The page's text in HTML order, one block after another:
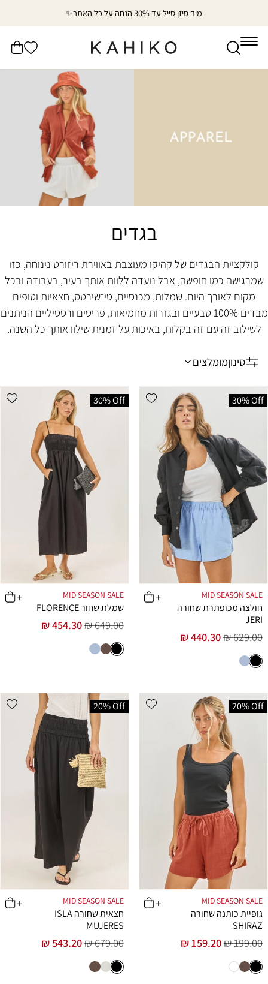
🌴✨עד 70% הנחה על קולקציית אאוטלט
הרשימה
שלי עֲגָלָה
בגדים
קולקציית הבגדים של קהיקו מעוצבת באווירת ריזורט נינוחה, כזו
שמרגישה כמו חופשה, אבל נועדה ללוות אותך בעיר, בעבודה ובכל
מקום לאורך היום. שמלות, מכנסיים, טי־שירטס, חצאיות וטופים
מבדים 100% טבעיים ובגזרות מחמיאות, פריטים ורסטיליים הניתנים
לשילוב זה עם זה בקלות, באיכות על זמנית שילוו אותך כל השנה.
סינון
מיין
מומלצים
Add wishlist 30% Off
MID SEASON SALE
חולצה מכופתרת שחורה
JERI
מחיר
רגיל
629.00 ₪
מחיר
מבצע
440.30 ₪
30% Off
MID SEASON SALE
שמלת שחור FLORENCE
מחיר
רגיל
649.00 ₪
מחיר
מבצע
454.30 ₪
Add wishlist 20% Off
MID SEASON SALE
גופיית כותנה שחורה
SHIRAZ
מחיר
רגיל
199.00 ₪
מחיר
מבצע
159.20 ₪
20% Off
MID SEASON SALE
חצאית שחורה ISLA
MUJERES
מחיר
רגיל
679.00 ₪
מחיר
מבצע
543.20 ₪